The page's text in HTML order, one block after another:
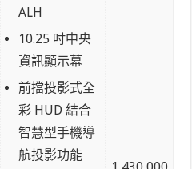
ALH
10.25 吋中央
資訊顯示幕
前擋投影式全
彩 HUD 結合
智慧型手機導
航投影功能